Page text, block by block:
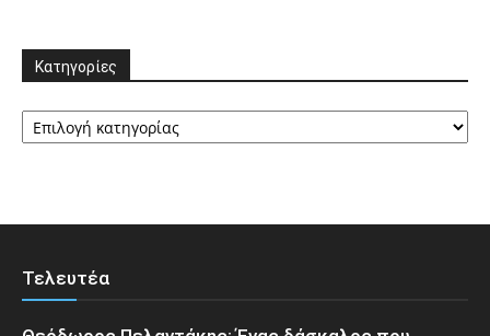
Κατηγορίες
Κατηγορίες
Τελευτέα